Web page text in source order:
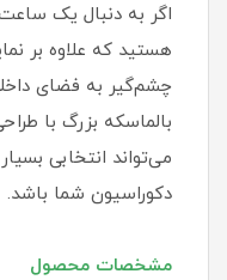
اگر به دنبال یک
هستید که علاوه بر
چشم‌گیر به فضای
بالماسکه بزرگ با
می‌تواند انتخابی
دکوراسیون شما باشد.
مشخصات محصول